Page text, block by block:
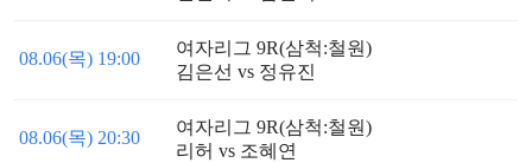
08.06(목) 19:00
여자리그 9R(삼척:철원)
김은선 vs 정유진
08.06(목) 20:30
여자리그 9R(삼척:철원)
리허 vs 조혜연